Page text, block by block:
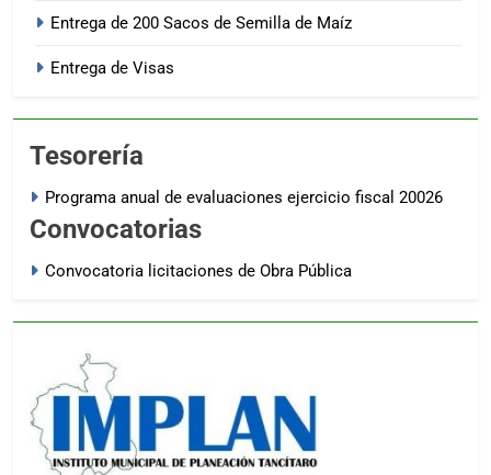
Entrega de 200 Sacos de Semilla de Maíz
Entrega de Visas
Tesorería
Programa anual de evaluaciones ejercicio fiscal 20026
Convocatorias
Convocatoria licitaciones de Obra Pública